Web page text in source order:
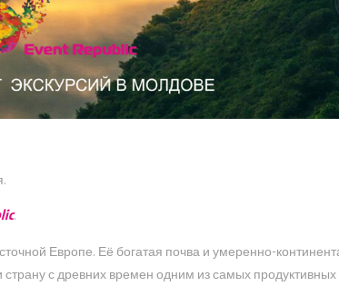
.
Европе. Её богатая почва и умеренно-
с древних времен одним из самых продуктивных